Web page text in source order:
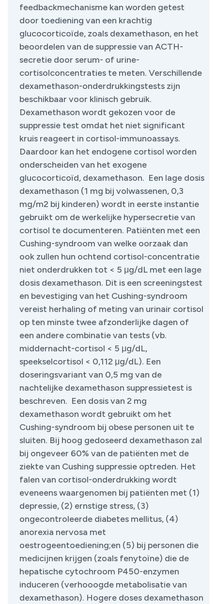
feedbackmechanisme kan worden getest
door toediening van een krachtig
glucocorticoïde, zoals dexamethason, en het
beoordelen van de suppressie van ACTH-
secretie door serum- of urine-
cortisolconcentraties te meten. Verschillende
dexamethason-onderdrukkingstests zijn
beschikbaar voor klinisch gebruik.
Dexamethason wordt gekozen voor de
suppressie test omdat het niet significant
kruis reageert in cortisol-immunoassays.
Daardoor kan het endogene cortisol worden
onderscheiden van het exogene
glucocorticoïd, dexamethason. Een lage dosis
dexamethason (1 mg bij volwassenen, 0,3
mg/m2 bij kinderen) wordt in eerste instantie
gebruikt om de werkelijke hypersecretie van
cortisol te documenteren. Patiënten met een
Cushing-syndroom van welke oorzaak dan
ook zullen hun ochtend cortisol-concentratie
niet onderdrukken tot < 5 μg/dL met een lage
dosis dexamethason. Dit is een screeningstest
en bevestiging van het Cushing-syndroom
vereist herhaling of meting van urinair cortisol
op ten minste twee afzonderlijke dagen of
een andere combinatie van tests (vb.
middernacht-cortisol < 5 μg/dL,
speekselcortisol < 0,112 μg/dL). Een
doseringsvariant van 0,5 mg van de
nachtelijke dexamethason suppressietest is
beschreven. Een dosis van 2 mg
dexamethason wordt gebruikt om het
Cushing-syndroom bij obese personen uit te
sluiten. Bij hoog gedoseerd dexamethason zal
bij ongeveer 60% van de patiënten met de
ziekte van Cushing suppressie optreden. Het
falen van cortisol-onderdrukking wordt
eveneens waargenomen bij patiënten met (1)
depressie, (2) ernstige stress, (3)
ongecontroleerde diabetes mellitus, (4)
anorexia nervosa met
oestrogeentoediening;en (5) bij personen die
medicijnen krijgen (zoals fenytoïne) die de
hepatische cytochroom P450-enzymen
induceren (verhooogde metabolisatie van
dexamethason). Hogere doses dexamethason